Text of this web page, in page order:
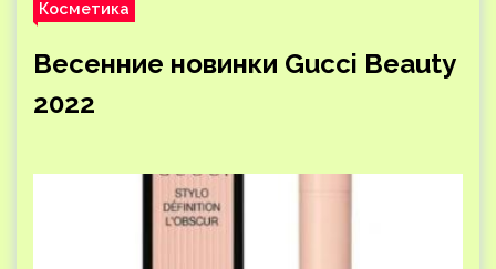
Косметика
Весенние новинки Gucci Beauty
2022